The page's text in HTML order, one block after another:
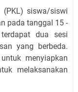
(PKL) siswa/siswi
pada tanggal 15 -
dua sesi
yang berbeda.
menyiapkan
melaksanakan